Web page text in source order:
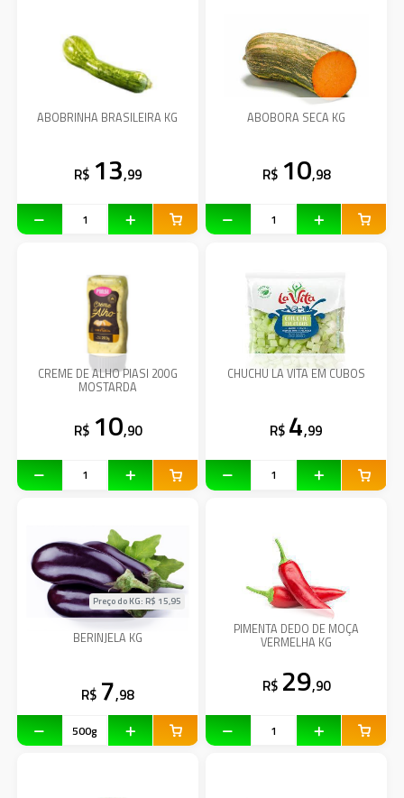
ABOBRINHA BRASILEIRA KG
R$ 13,99
ABOBORA SECA KG
R$ 10,98
CREME DE ALHO PIASI 200G
MOSTARDA
R$ 10,90
CHUCHU LA VITA EM CUBOS
R$ 4,99
BERINJELA KG
Preço do KG: R$ 15,95
R$ 7,98
PIMENTA DEDO DE MOÇA
VERMELHA KG
R$ 29,90